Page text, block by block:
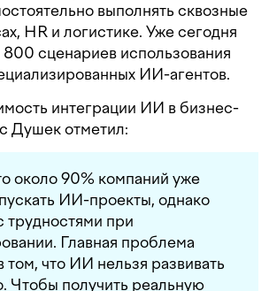
выполнять сквозные
HR и логистике. Уже сегодня
сценариев использования
ИИ-агентов.
интеграции ИИ в бизнес-
Душек отметил:
около 90% компаний уже
ИИ-проекты, однако
трудностями при
Главная проблема
том, что ИИ нельзя развивать
Чтобы получить реальную